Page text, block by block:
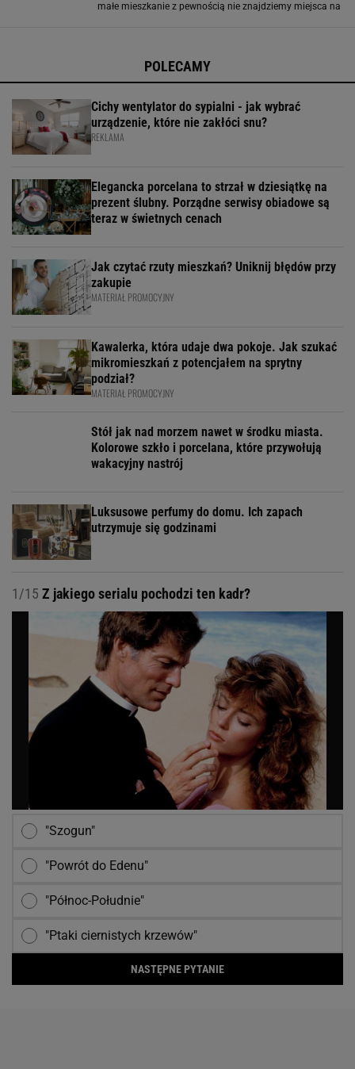
małe mieszkanie z pewnością nie znajdziemy miejsca na
POLECAMY
Cichy wentylator do sypialni - jak wybrać
urządzenie, które nie zakłóci snu?
REKLAMA
Elegancka porcelana to strzał w dziesiątkę na
prezent ślubny. Porządne serwisy obiadowe są
teraz w świetnych cenach
Jak czytać rzuty mieszkań? Uniknij błędów przy
zakupie
MATERIAŁ PROMOCYJNY
Kawalerka, która udaje dwa pokoje. Jak szukać
mikromieszkań z potencjałem na sprytny
podział?
MATERIAŁ PROMOCYJNY
Stół jak nad morzem nawet w środku miasta.
Kolorowe szkło i porcelana, które przywołują
wakacyjny nastrój
Luksusowe perfumy do domu. Ich zapach
utrzymuje się godzinami
1/15 Z jakiego serialu pochodzi ten kadr?
"Szogun"
"Powrót do Edenu"
"Północ-Południe"
"Ptaki ciernistych krzewów"
NASTĘPNE PYTANIE